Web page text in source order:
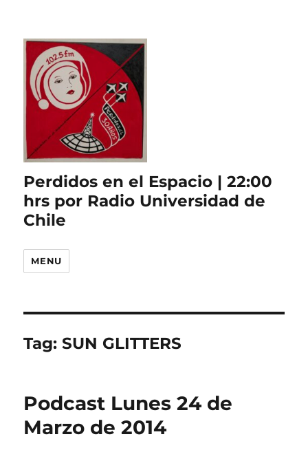
Perdidos en el Espacio | 22:00
hrs por Radio Universidad de
Chile
MENU
Tag:SUN GLITTERS
Podcast Lunes 24 de
Marzo de 2014